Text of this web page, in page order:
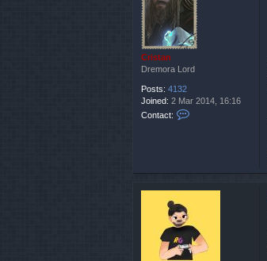
Cristan
Dremora Lord
Posts: 4132
Joined: 2 Mar 2014, 16:16
Contact:
c
r
s
t
a